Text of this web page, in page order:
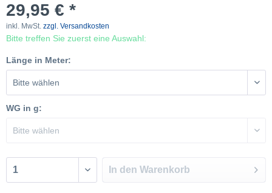
29,95 € *
inkl. MwSt. zzgl. Versandkosten
Bitte treffen Sie zuerst eine Auswahl:
Länge in Meter:
WG in g:
In den Warenkorb